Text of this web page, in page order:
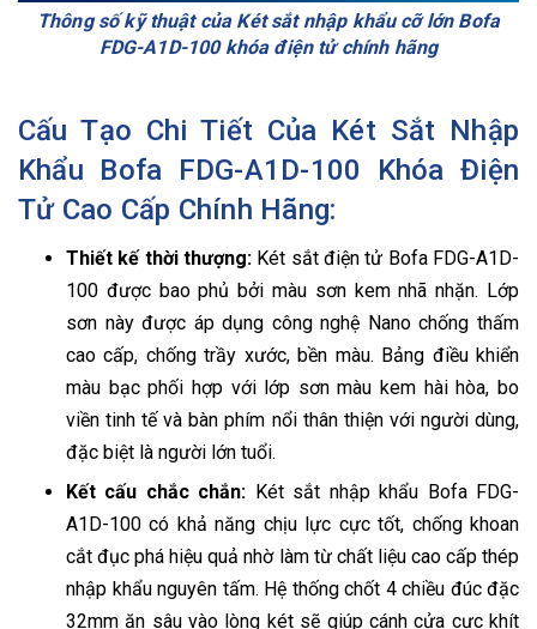
Thông số kỹ thuật của Két sắt nhập khẩu cỡ lớn Bofa
FDG-A1D-100 khóa điện tử chính hãng
Cấu Tạo Chi Tiết Của Két Sắt Nhập
Khẩu Bofa FDG-A1D-100 Khóa Điện
Tử Cao Cấp Chính Hãng:
Thiết kế thời thượng: Két sắt điện tử Bofa FDG-A1D-
100 được bao phủ bởi màu sơn kem nhã nhặn. Lớp
sơn này được áp dụng công nghệ Nano chống thấm
cao cấp, chống trầy xước, bền màu. Bảng điều khiển
màu bạc phối hợp với lớp sơn màu kem hài hòa, bo
viền tinh tế và bàn phím nổi thân thiện với người dùng,
đặc biệt là người lớn tuổi.
Kết cấu chắc chắn: Két sắt nhập khẩu Bofa FDG-
A1D-100 có khả năng chịu lực cực tốt, chống khoan
cắt đục phá hiệu quả nhờ làm từ chất liệu cao cấp thép
nhập khẩu nguyên tấm. Hệ thống chốt 4 chiều đúc đặc
32mm ăn sâu vào lòng két sẽ giúp cánh cửa cực khít